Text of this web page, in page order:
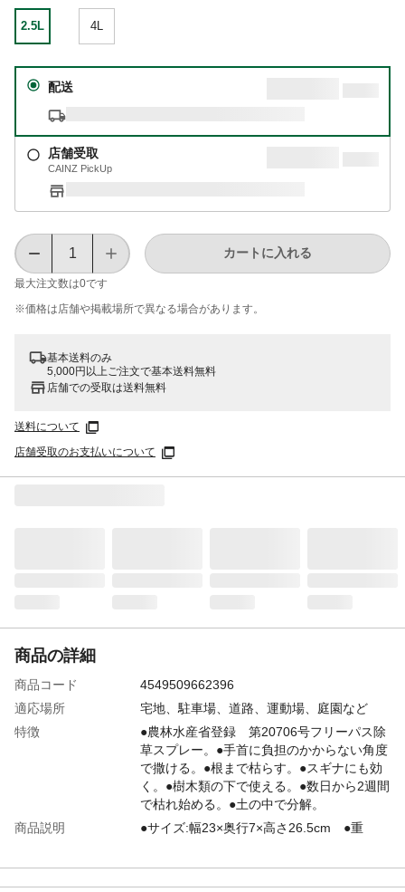
2.5L 4L
配送
店舗受取
CAINZ PickUp
最大注文数は0です
カートに入れる
※価格は​店舗や​掲載場所で​異なる​場合が​あります。
基本送料のみ
5,000円以上ご注文で基本送料無料
店舗での受取は送料無料
送料について
店舗受取のお支払いについて
商品の詳細
商品コード
4549509662396
適応場所
宅地、駐車場、道路、運動場、庭園など
特徴
●農林水産省登録 第20706号フリーパス除
草スプレー。●手首に負担のかからない角度
で撒ける。●根まで枯らす。●スギナにも効
く。●樹木類の下で使える。●数日から2週間
で枯れ始める。●土の中で分解。
商品説明
●サイズ:幅23×奥行7×高さ26.5cm ●重
容量
2.5L